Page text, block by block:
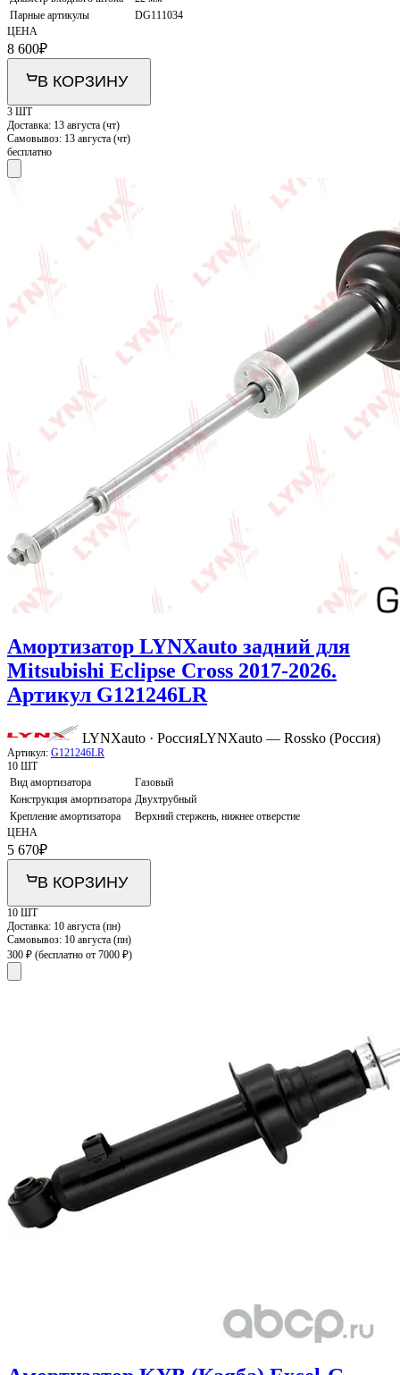
Парные артикулы
DG111034
ЦЕНА
8 600₽
В КОРЗИНУ
3 ШТ
Доставка: 13 августа (чт)
Самовывоз: 13 августа (чт)
бесплатно
Амортизатор LYNXauto задний для
Mitsubishi Eclipse Cross 2017-2026.
Артикул G121246LR
LYNXauto · РоссияLYNXauto — Rossko (Россия)
Артикул: G121246LR
10 ШТ
Вид амортизатора
Газовый
Конструкция амортизатора Двухтрубный
Крепление амортизатора
Верхний стержень, нижнее отверстие
ЦЕНА
5 670₽
В КОРЗИНУ
10 ШТ
Доставка: 10 августа (пн)
Самовывоз: 10 августа (пн)
300 ₽ (бесплатно от 7000 ₽)